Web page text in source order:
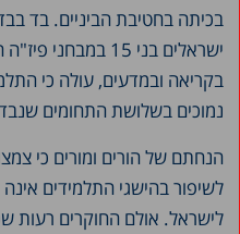
בכיתה בחטיבת הביניים. בד
בקריאה ובמדעים, עולה כי
נמוכים בשלושת התחומים
הנחתם של הורים ומורים כי
לשיפור בהישגי התלמידים
לישראל. אולם החוקרים רעות